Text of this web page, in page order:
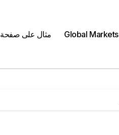
Global Markets مثال على صفحة